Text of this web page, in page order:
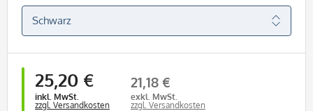
25,20 €
inkl. MwSt.
zzgl. Versandkosten
21,18 €
exkl. MwSt.
zzgl. Versandkosten